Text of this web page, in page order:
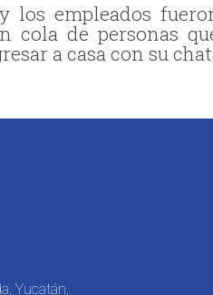
los empleados
de personas
a casa con su
Yucatán,